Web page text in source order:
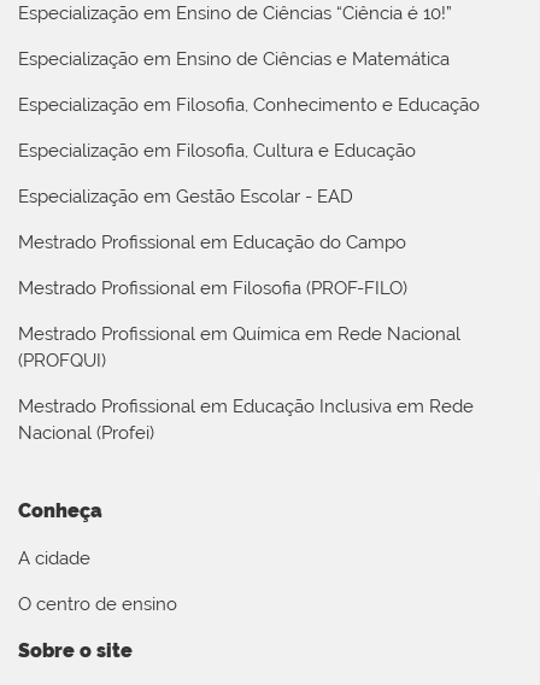
Especialização em Ensino de Ciências “Ciência é 10!”
Especialização em Ensino de Ciências e Matemática
Especialização em Filosofia, Conhecimento e Educação
Especialização em Filosofia, Cultura e Educação
Especialização em Gestão Escolar - EAD
Mestrado Profissional em Educação do Campo
Mestrado Profissional em Filosofia (PROF-FILO)
Mestrado Profissional em Química em Rede Nacional
(PROFQUI)
Mestrado Profissional em Educação Inclusiva em Rede
Nacional (Profei)
Conheça
A cidade
O centro de ensino
Sobre o site